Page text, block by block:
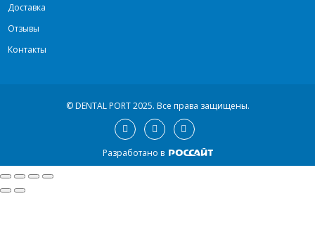
Доставка
Отзывы
Контакты
© DENTAL PORT 2025. Все права защищены.
Разработано в